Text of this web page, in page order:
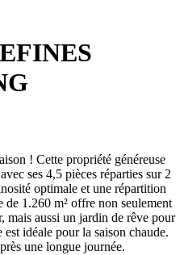
! Cette propriété généreuse
ses 4,5 pièces réparties sur 2
optimale et une répartition
de 1.260 m² offre non seulement
mais aussi un jardin de rêve pour
idéale pour la saison chaude.
une longue journée.